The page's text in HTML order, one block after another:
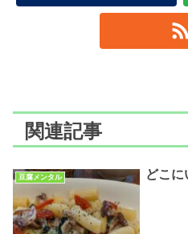
関連記事
豆腐メンタル どこ